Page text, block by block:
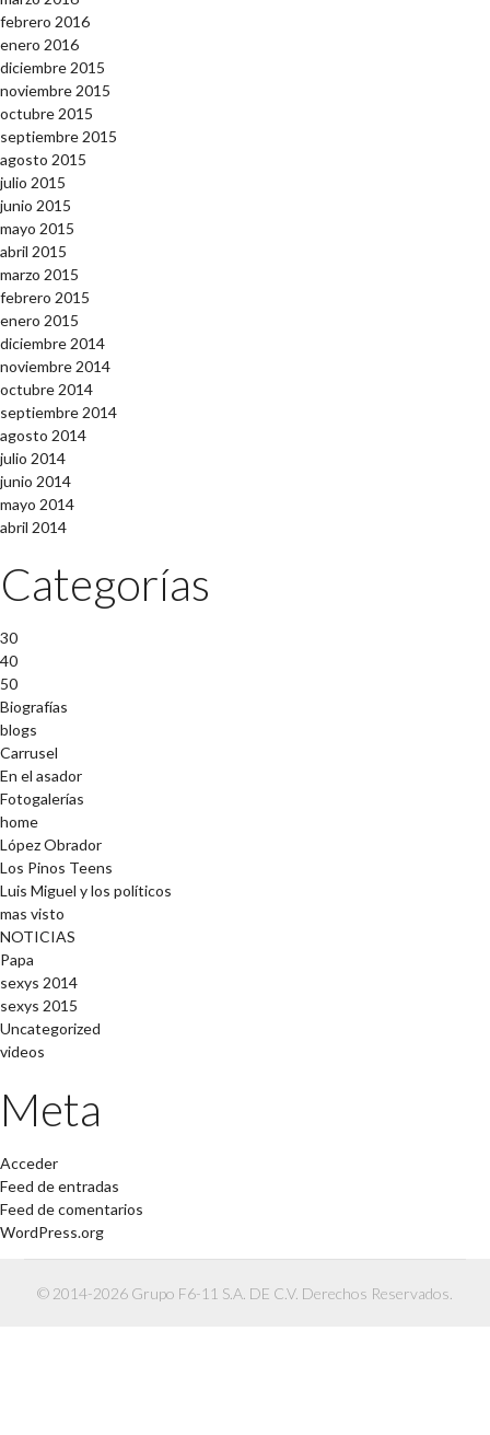
febrero 2016
enero 2016
diciembre 2015
noviembre 2015
octubre 2015
septiembre 2015
agosto 2015
julio 2015
junio 2015
mayo 2015
abril 2015
marzo 2015
febrero 2015
enero 2015
diciembre 2014
noviembre 2014
octubre 2014
septiembre 2014
agosto 2014
julio 2014
junio 2014
mayo 2014
abril 2014
Categorías
30
40
50
Biografías
blogs
Carrusel
En el asador
Fotogalerías
home
López Obrador
Los Pinos Teens
Luis Miguel y los políticos
mas visto
NOTICIAS
Papa
sexys 2014
sexys 2015
Uncategorized
videos
Meta
Acceder
Feed de entradas
Feed de comentarios
WordPress.org
© 2014-2026 Grupo F6-11 S.A. DE C.V. Derechos Reservados.